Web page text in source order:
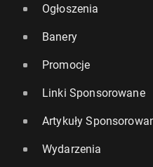
Ogłoszenia
Banery
Promocje
Linki Sponsorowane
Artykuły
Wydarzenia